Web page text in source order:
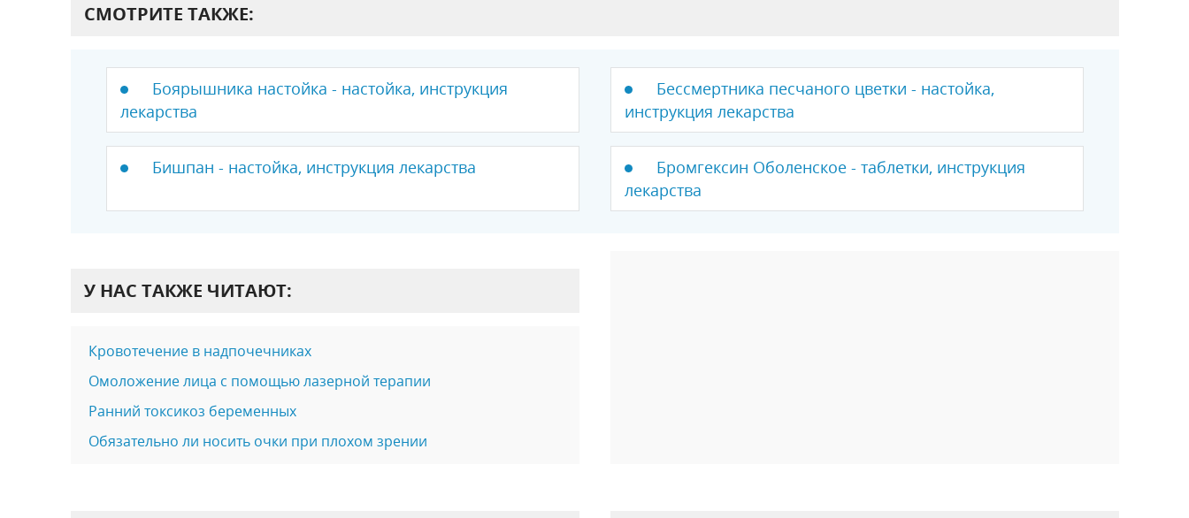
СМОТРИТЕ ТАКЖЕ:
Боярышника настойка - настойка, инструкция
лекарства
Бессмертника песчаного цветки - настойка,
инструкция лекарства
Бишпан - настойка, инструкция лекарства
Бромгексин Оболенское - таблетки, инструкция
лекарства
У НАС ТАКЖЕ ЧИТАЮТ:
Кровотечение в надпочечниках
Омоложение лица с помощью лазерной терапии
Ранний токсикоз беременных
Обязательно ли носить очки при плохом зрении